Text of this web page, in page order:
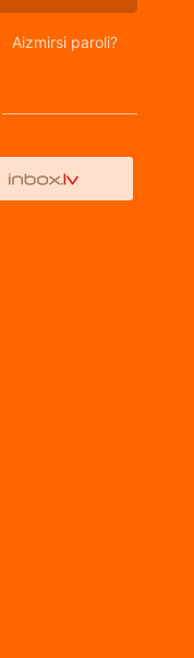
Aizmirsi paroli?